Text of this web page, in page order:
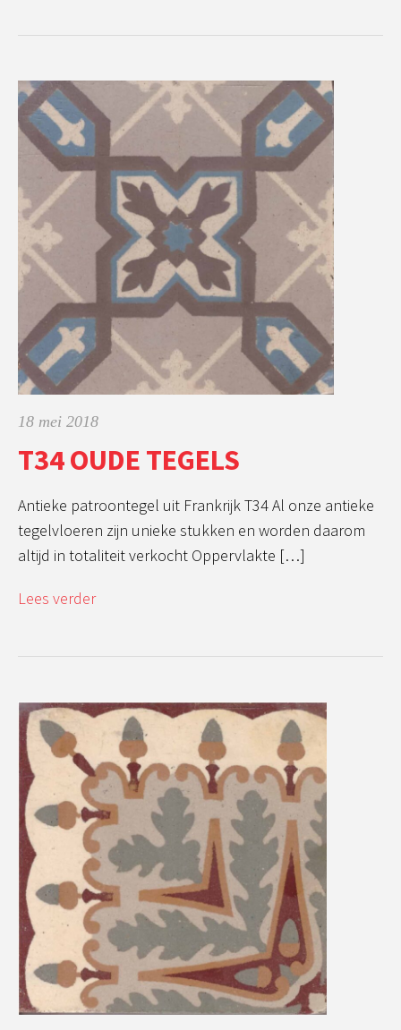
18 mei 2018
T34 OUDE TEGELS
Antieke patroontegel uit Frankrijk T34 Al onze antieke
tegelvloeren zijn unieke stukken en worden daarom
altijd in totaliteit verkocht Oppervlakte […]
Lees verder